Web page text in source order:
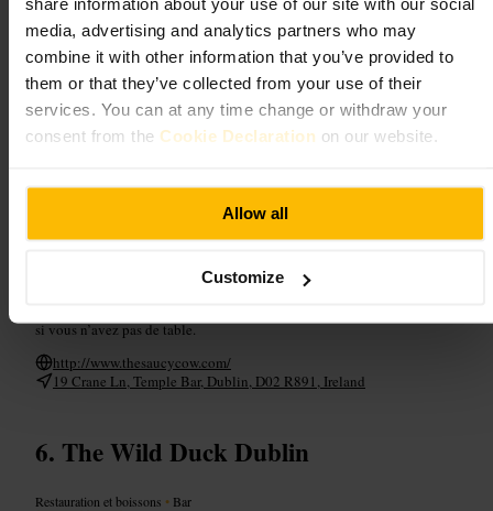
share information about your use of our site with our social
media, advertising and analytics partners who may
combine it with other information that you’ve provided to
them or that they’ve collected from your use of their
services. You can at any time change or withdraw your
consent from the Cookie Declaration on our website.
Allow all
Customize
À quoi s'attendre
Burgers végétaux, salades revisitées et portions généreuses
accompagnées de frites. Sélection de bières pour accompagner le repas.
Le personnel est accueillant et l’établissement applique une politique
sans noix, pratique si vous avez des allergies.
Planifiez votre visite
pouvez tenter votre chance sans réservation ou prendre à emporter.
Commandez un burger et partagez une portion de frites si vous voulez
si vous n’avez pas de table.
http://www.thesaucycow.com/
19 Crane Ln, Temple Bar, Dublin, D02 R891, Ireland
The Wild Duck Dublin
Restauration et boissons • Bar